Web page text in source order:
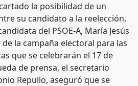
la posibilidad de un
su candidato a la reelección,
del PSOE-A, María Jesús
la campaña electoral para las
que se celebrarán el 17 de
de prensa, el secretario
Repullo, aseguró que se